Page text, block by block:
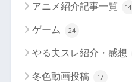
アニメ紹介記事一覧 14
ゲーム 24
やる夫スレ紹介・感想
冬色動画投稿 17